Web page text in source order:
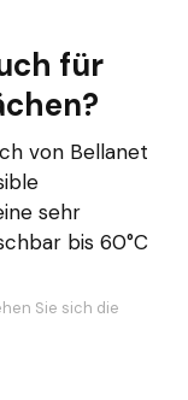
für
von Bellanet
sehr
bis 60°C
Sie sich die